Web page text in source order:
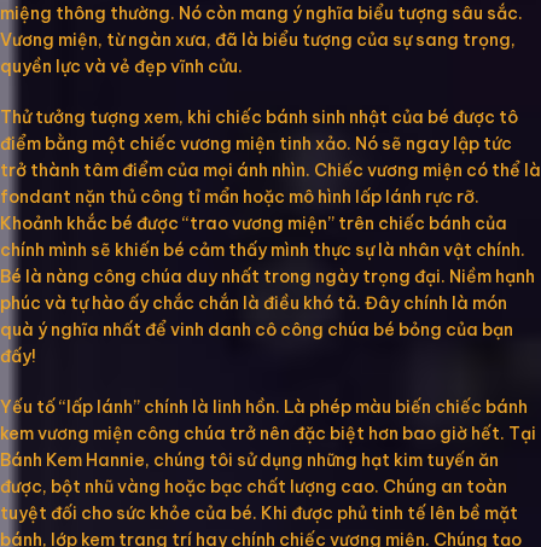
miệng thông thường. Nó còn mang ý nghĩa biểu tượng sâu sắc.
Vương miện, từ ngàn xưa, đã là biểu tượng của sự sang trọng,
quyền lực và vẻ đẹp vĩnh cửu.
Thử tưởng tượng xem, khi chiếc bánh sinh nhật của bé được tô
điểm bằng một chiếc vương miện tinh xảo. Nó sẽ ngay lập tức
trở thành tâm điểm của mọi ánh nhìn. Chiếc vương miện có thể là
fondant nặn thủ công tỉ mẩn hoặc mô hình lấp lánh rực rỡ.
Khoảnh khắc bé được “trao vương miện” trên chiếc bánh của
chính mình sẽ khiến bé cảm thấy mình thực sự là nhân vật chính.
Bé là nàng công chúa duy nhất trong ngày trọng đại. Niềm hạnh
phúc và tự hào ấy chắc chắn là điều khó tả. Đây chính là món
quà ý nghĩa nhất để vinh danh cô công chúa bé bỏng của bạn
đấy!
Yếu tố “lấp lánh” chính là linh hồn. Là phép màu biến chiếc bánh
kem vương miện công chúa trở nên đặc biệt hơn bao giờ hết. Tại
Bánh Kem Hannie, chúng tôi sử dụng những hạt kim tuyến ăn
được, bột nhũ vàng hoặc bạc chất lượng cao. Chúng an toàn
tuyệt đối cho sức khỏe của bé. Khi được phủ tinh tế lên bề mặt
bánh, lớp kem trang trí hay chính chiếc vương miện. Chúng tạo